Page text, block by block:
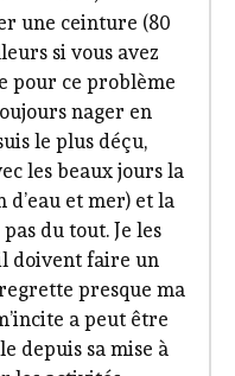
une ceinture (80
si vous avez
pour ce problème
nager en
le plus déçu,
les beaux jours la
et mer) et la
du tout. Je les
doivent faire un
presque ma
a peut être
depuis sa mise à